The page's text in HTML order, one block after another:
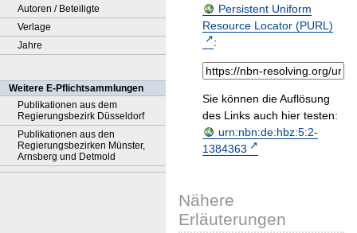
Autoren / Beteiligte
Verlage
Jahre
Weitere E-Pflichtsammlungen
Publikationen aus dem
Regierungsbezirk Düsseldorf
Publikationen aus den
Regierungsbezirken Münster,
Arnsberg und Detmold
Persistent Uniform
Resource Locator (PURL)
:
Sie können die Auflösung
des Links auch hier testen:
urn:nbn:de:hbz:5:2-
1384363
Nähere
Erläuterungen